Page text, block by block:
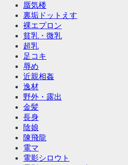
蜃気楼
裏垢ドットえす
裸エプロン
貧乳・微乳
超乳
足コキ
辱め
近親相姦
逸材
野外・露出
金髪
長身
陰娘
陳飛龍
電マ
電影シロウト